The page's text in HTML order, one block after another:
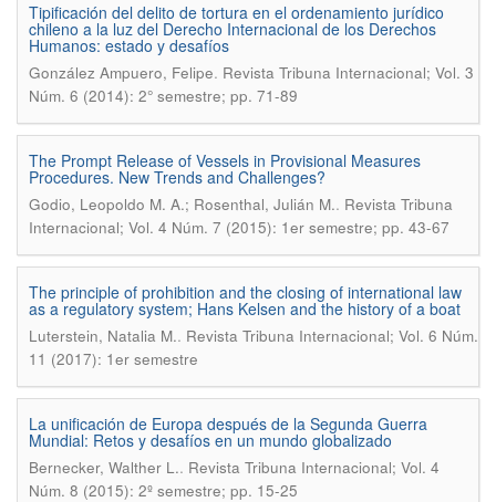
Tipificación del delito de tortura en el ordenamiento jurídico
chileno a la luz del Derecho Internacional de los Derechos
Humanos: estado y desafíos
González Ampuero, Felipe. Revista Tribuna Internacional; Vol. 3
Núm. 6 (2014): 2° semestre; pp. 71-89
The Prompt Release of Vessels in Provisional Measures
Procedures. New Trends and Challenges?
Godio, Leopoldo M. A.; Rosenthal, Julián M.. Revista Tribuna
Internacional; Vol. 4 Núm. 7 (2015): 1er semestre; pp. 43-67
The principle of prohibition and the closing of international law
as a regulatory system; Hans Kelsen and the history of a boat
Luterstein, Natalia M.. Revista Tribuna Internacional; Vol. 6 Núm.
11 (2017): 1er semestre
La unificación de Europa después de la Segunda Guerra
Mundial: Retos y desafíos en un mundo globalizado
Bernecker, Walther L.. Revista Tribuna Internacional; Vol. 4
Núm. 8 (2015): 2º semestre; pp. 15-25